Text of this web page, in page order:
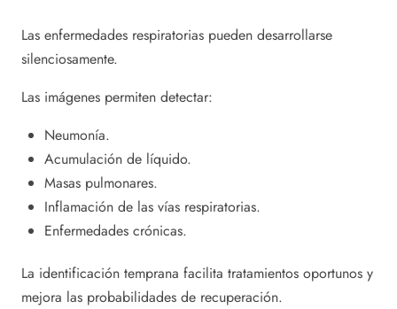
Las enfermedades respiratorias pueden desarrollarse
silenciosamente.
Las imágenes permiten detectar:
Neumonía.
Acumulación de líquido.
Masas pulmonares.
Inflamación de las vías respiratorias.
Enfermedades crónicas.
La identificación temprana facilita tratamientos oportunos y
mejora las probabilidades de recuperación.